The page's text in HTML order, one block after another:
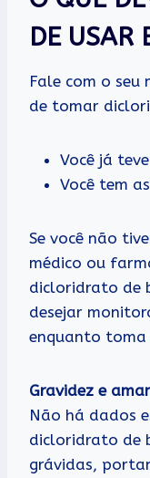
DE USAR
Fale com o
de tomar
Você já
Você tem
Se você não
médico ou
dicloridrato de
desejar
enquanto
Gravidez e
Não há dados
dicloridrato de
grávidas,